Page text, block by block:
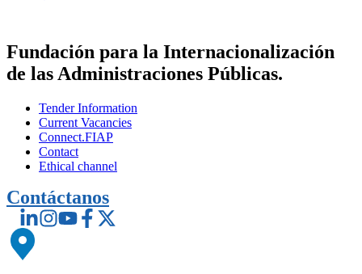
Fundación para la Internacionalización
de las Administraciones Públicas.
Tender Information
Current Vacancies
Connect.FIAP
Contact
Ethical channel
Contáctanos